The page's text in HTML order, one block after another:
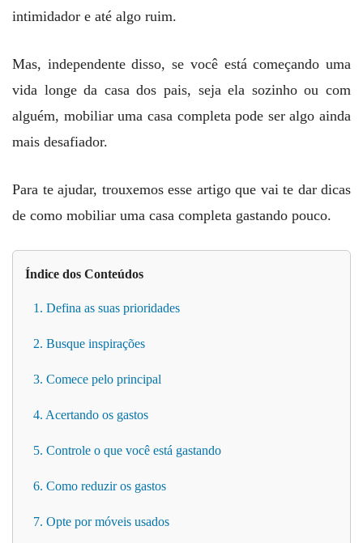
intimidador e até algo ruim.
Mas, independente disso, se você está começando uma
vida longe da casa dos pais, seja ela sozinho ou com
alguém, mobiliar uma casa completa pode ser algo ainda
mais desafiador.
Para te ajudar, trouxemos esse artigo que vai te dar dicas
de como mobiliar uma casa completa gastando pouco.
Índice dos Conteúdos
1. Defina as suas prioridades
2. Busque inspirações
3. Comece pelo principal
4. Acertando os gastos
5. Controle o que você está gastando
6. Como reduzir os gastos
7. Opte por móveis usados